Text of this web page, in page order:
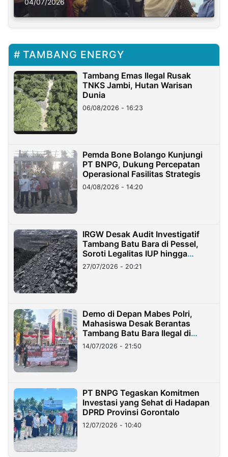
TAMBANG ENERGY
Tambang Emas Ilegal Rusak
TNKS Jambi, Hutan Warisan
Dunia
06/08/2026 - 16:23
Pemda Bone Bolango Kunjungi
PT BNPG, Dukung Percepatan
Operasional Fasilitas Strategis
04/08/2026 - 14:20
IRGW Desak Audit Investigatif
Tambang Batu Bara di Pessel,
Soroti Legalitas IUP hingga
Stockpile
27/07/2026 - 20:21
Demo di Depan Mabes Polri,
Mahasiswa Desak Berantas
Tambang Batu Bara Ilegal di
Lampung
14/07/2026 - 21:50
PT BNPG Tegaskan Komitmen
Investasi yang Sehat di Hadapan
DPRD Provinsi Gorontalo
12/07/2026 - 10:40